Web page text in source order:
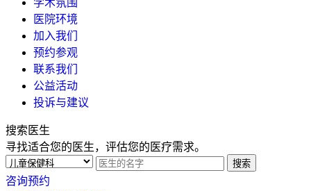
学术氛围
医院环境
加入我们
预约参观
联系我们
公益活动
投诉与建议
搜索医生
寻找适合您的医生，评估您的医疗需求。
搜索
咨询预约